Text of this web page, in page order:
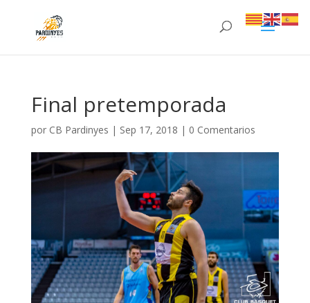
Final pretemporada
por CB Pardinyes | Sep 17, 2018 | 0 Comentarios